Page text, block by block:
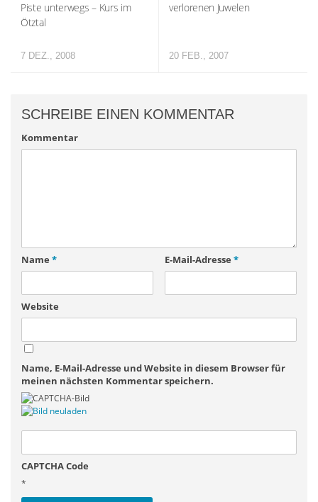
Piste unterwegs – Kurs im
Ötztal
7 DEZ., 2008
verlorenen Juwelen
20 FEB., 2007
SCHREIBE EINEN KOMMENTAR
Kommentar
Name * E-Mail-Adresse *
Website
Name, E-Mail-Adresse und Website in diesem Browser für
meinen nächsten Kommentar speichern.
CAPTCHA Code
*